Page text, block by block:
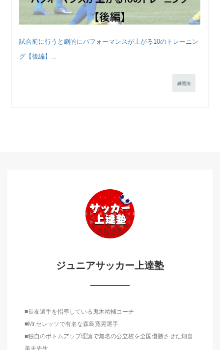
試合前に行うと劇的にパフォーマンスが上がる10のトレーニン
グ【後編】...
練習法
ジュニアサッカー上達塾
■長友選手を指導している鬼木祐輔コーチ
■Mr.セレッソで有名な森島寛晃選手
■独自のボトムアップ理論で無名の公立校を全国優勝させた畑喜
美夫先生